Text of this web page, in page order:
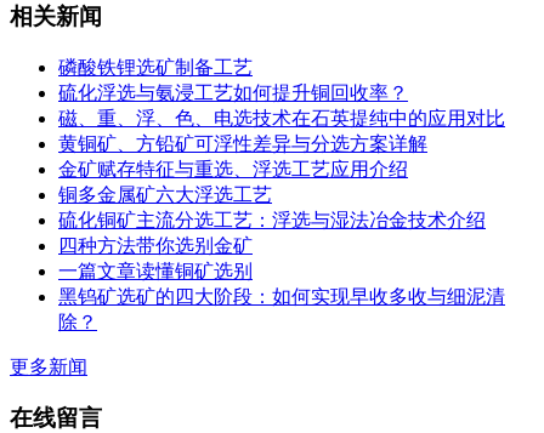
相关新闻
磷酸铁锂选矿制备工艺
硫化浮选与氨浸工艺如何提升铜回收率？
磁、重、浮、色、电选技术在石英提纯中的应用对比
黄铜矿、方铅矿可浮性差异与分选方案详解
金矿赋存特征与重选、浮选工艺应用介绍
铜多金属矿六大浮选工艺
硫化铜矿主流分选工艺：浮选与湿法冶金技术介绍
四种方法带你选别金矿
一篇文章读懂铜矿选别
黑钨矿选矿的四大阶段：如何实现早收多收与细泥清
除？
更多新闻
在线留言